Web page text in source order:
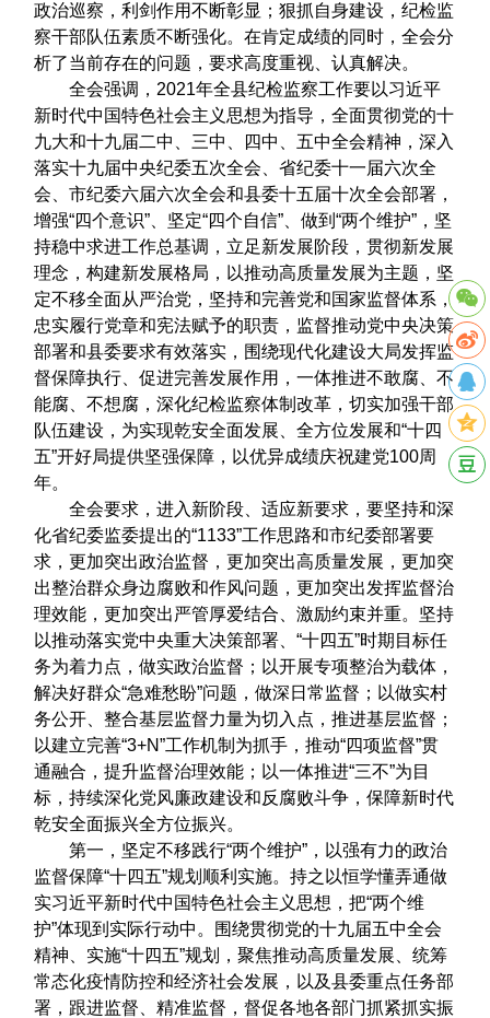
政治巡察，利剑作用不断彰显；狠抓自身建设，纪检监
察干部队伍素质不断强化。在肯定成绩的同时，全会分
析了当前存在的问题，要求高度重视、认真解决。
全会强调，2021年全县纪检监察工作要以习近平
新时代中国特色社会主义思想为指导，全面贯彻党的十
九大和十九届二中、三中、四中、五中全会精神，深入
落实十九届中央纪委五次全会、省纪委十一届六次全
会、市纪委六届六次全会和县委十五届十次全会部署，
增强“四个意识”、坚定“四个自信”、做到“两个维护”，坚
持稳中求进工作总基调，立足新发展阶段，贯彻新发展
理念，构建新发展格局，以推动高质量发展为主题，坚
定不移全面从严治党，坚持和完善党和国家监督体系，
忠实履行党章和宪法赋予的职责，监督推动党中央决策
部署和县委要求有效落实，围绕现代化建设大局发挥监
督保障执行、促进完善发展作用，一体推进不敢腐、不
能腐、不想腐，深化纪检监察体制改革，切实加强干部
队伍建设，为实现乾安全面发展、全方位发展和“十四
五”开好局提供坚强保障，以优异成绩庆祝建党100周
年。
全会要求，进入新阶段、适应新要求，要坚持和深
化省纪委监委提出的“1133”工作思路和市纪委部署要
求，更加突出政治监督，更加突出高质量发展，更加突
出整治群众身边腐败和作风问题，更加突出发挥监督治
理效能，更加突出严管厚爱结合、激励约束并重。坚持
以推动落实党中央重大决策部署、“十四五”时期目标任
务为着力点，做实政治监督；以开展专项整治为载体，
解决好群众“急难愁盼”问题，做深日常监督；以做实村
务公开、整合基层监督力量为切入点，推进基层监督；
以建立完善“3+N”工作机制为抓手，推动“四项监督”贯
通融合，提升监督治理效能；以一体推进“三不”为目
标，持续深化党风廉政建设和反腐败斗争，保障新时代
乾安全面振兴全方位振兴。
第一，坚定不移践行“两个维护”，以强有力的政治
监督保障“十四五”规划顺利实施。持之以恒学懂弄通做
实习近平新时代中国特色社会主义思想，把“两个维
护”体现到实际行动中。围绕贯彻党的十九届五中全会
精神、实施“十四五”规划，聚焦推动高质量发展、统筹
常态化疫情防控和经济社会发展，以及县委重点任务部
署，跟进监督、精准监督，督促各地各部门抓紧抓实振